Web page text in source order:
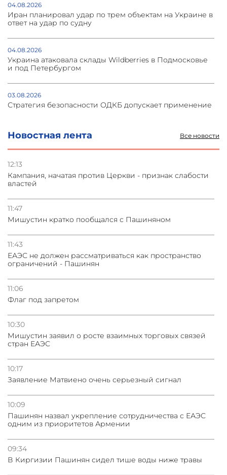
Новостная лента Все новости
12:13
Кампания, начатая против Церкви - признак слабости
властей
11:47
Мишустин кратко пообщался с Пашиняном
11:43
ЕАЭС не должен рассматриваться как пространство
ограничений - Пашинян
11:06
Флаг под запретом
10:30
Мишустин заявил о росте взаимных торговых связей
стран ЕАЭС
10:17
Заявление Матвиено очень серьезный сигнал
10:09
Пашинян назвал укрепление сотрудничества с ЕАЭС
одним из приоритетов Армении
09:34
В Киргизии Пашинян сидел тише воды ниже травы
04.08.2026
Иран планировал удар по трем объектам на Украине в
ответ на удар по судну
04.08.2026
Украина атаковала склады Wildberries в Подмосковье
и под Петербургом
03.08.2026
Стратегия безопасности ОДКБ допускает применение
03.08.2026
Нассим Талеб отказался выступить с лекцией в
31.07.2026
Грузия развивается несмотря на внешние шоки и
вызовы – минэкономики Грузии